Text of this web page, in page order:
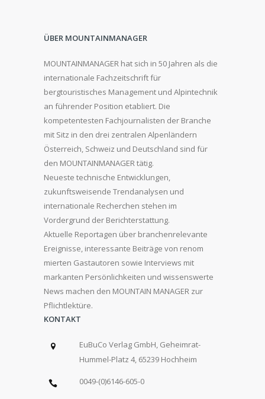
ÜBER MOUNTAINMANAGER
MOUNTAINMANAGER hat sich in 50 Jahren als die
internationale Fachzeitschrift für
bergtouristisches Management und Alpintechnik
an führender Position etabliert. Die
kompetentesten Fachjournalisten der Branche
mit Sitz in den drei zentralen Alpenländern
Österreich, Schweiz und Deutschland sind für
den MOUNTAINMANAGER tätig.
Neueste technische Entwicklungen,
zukunftsweisende Trendanalysen und
internationale Recherchen stehen im
Vordergrund der Berichterstattung.
Aktuelle Reportagen über branchenrelevante
Ereignisse, interessante Beiträge von renom
mierten Gastautoren sowie Interviews mit
markanten Persönlichkeiten und wissenswerte
News machen den MOUNTAIN MANAGER zur
Pflichtlektüre.
KONTAKT
EuBuCo Verlag GmbH, Geheimrat-
Hummel-Platz 4, 65239 Hochheim
0049-(0)6146-605-0